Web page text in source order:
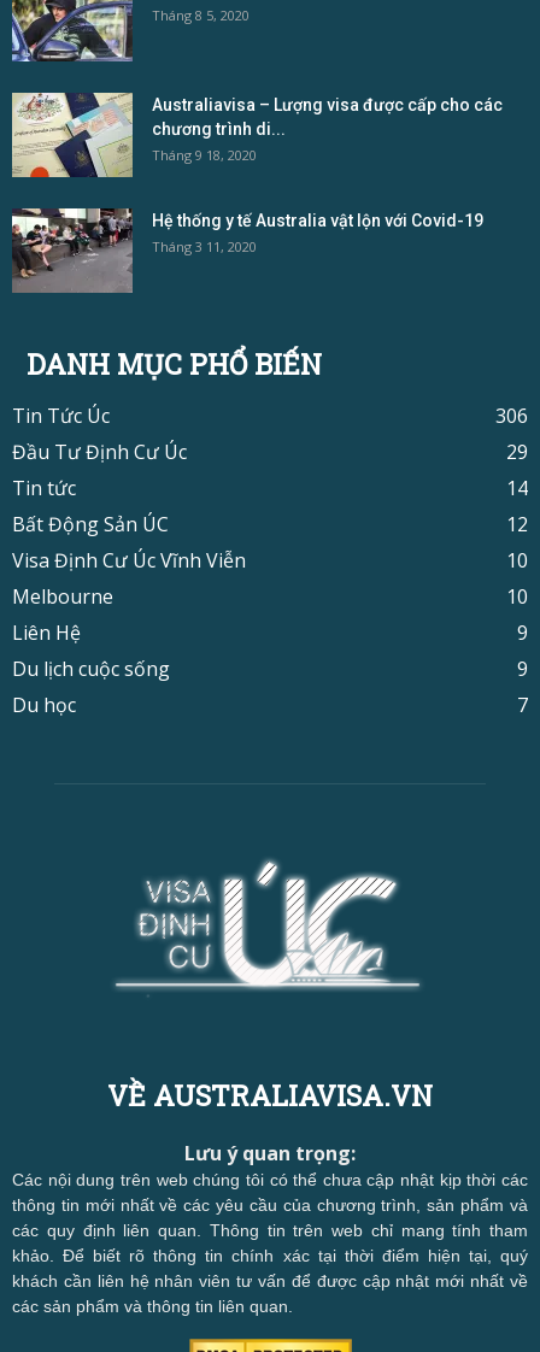
Tháng 8 5, 2020
Australiavisa – Lượng visa được cấp cho các
chương trình di...
Tháng 9 18, 2020
Hệ thống y tế Australia vật lộn với Covid-19
Tháng 3 11, 2020
DANH MỤC PHỔ BIẾN
Tin Tức Úc
306
Đầu Tư Định Cư Úc
29
Tin tức
14
Bất Động Sản ÚC
12
Visa Định Cư Úc Vĩnh Viễn
10
Melbourne
10
Liên Hệ
9
Du lịch cuộc sống
9
Du học
7
VỀ AUSTRALIAVISA.VN
Lưu ý quan trọng:
Các nội dung trên web chúng tôi có thể chưa cập nhật kịp thời các
thông tin mới nhất về các yêu cầu của chương trình, sản phẩm và
các quy định liên quan. Thông tin trên web chỉ mang tính tham
khảo. Để biết rõ thông tin chính xác tại thời điểm hiện tại, quý
khách cần liên hệ nhân viên tư vấn để được cập nhật mới nhất về
các sản phẩm và thông tin liên quan.